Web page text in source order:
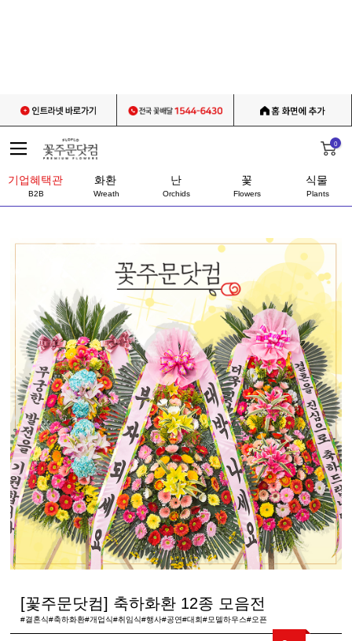
0
기업혜택관
B2B
화환
Wreath
난
Orchids
꽃
Flowers
식물
Plants
[꽃주문닷컴] 축하화환 12종 모음전
#결혼식#축하화환#개업식#취임식#행사#공연#대회#모델하우스#오픈